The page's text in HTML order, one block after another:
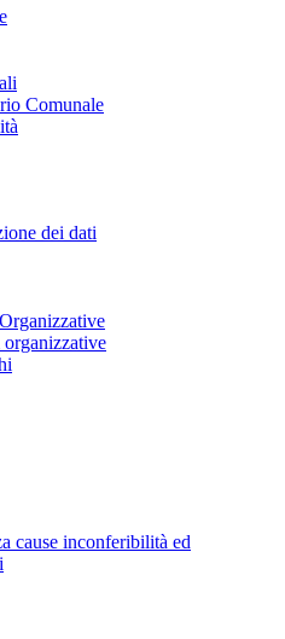
Comunale
dei dati
cause inconferibilità ed